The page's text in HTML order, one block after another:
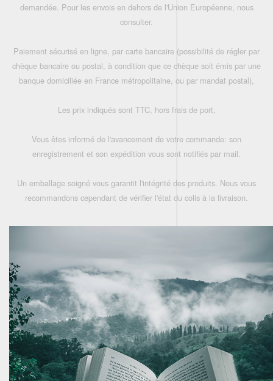
demandée. Pour les envois en dehors de l'Union Européenne, nous
consulter.
Paiement sécurisé en ligne, par carte bancaire (possibilité de régler par
chèque bancaire ou postal, à condition que ce chèque soit émis par une
banque domiciliée en France métropolitaine, ou par mandat postal),
Les prix indiqués sont TTC, hors frais de port,
Vous êtes informé de l'avancement de votre commande: son
enregistrement et son expédition vous sont notifiés par mail.
Un emballage soigné vous garantit l'intégrité des produits. Nous vous
recommandons cependant de vérifier l'état du colis à la livraison.